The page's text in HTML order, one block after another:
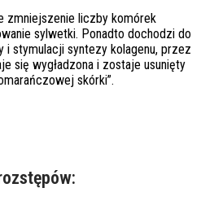
zmniejszenie liczby komórek
sylwetki. Ponadto dochodzi do
i stymulacji syntezy kolagenu, przez
się wygładzona i zostaje usunięty
skórki”.